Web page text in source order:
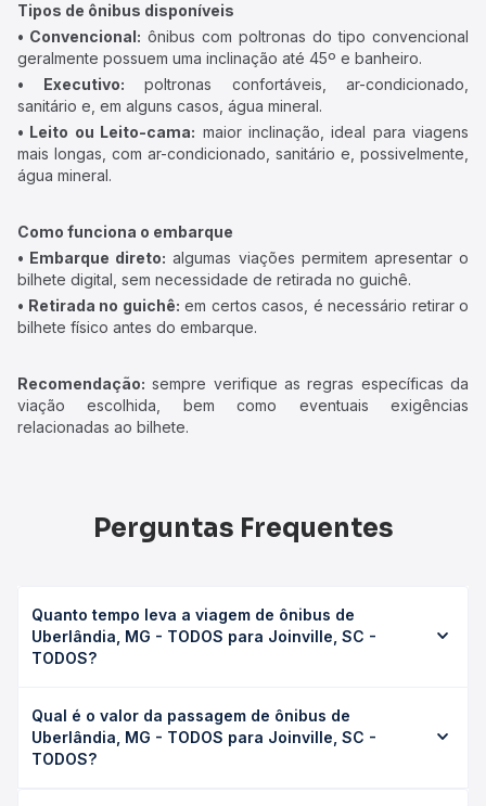
Tipos de ônibus disponíveis
• Convencional: ônibus com poltronas do tipo convencional
geralmente possuem uma inclinação até 45º e banheiro.
• Executivo: poltronas confortáveis, ar-condicionado,
sanitário e, em alguns casos, água mineral.
• Leito ou Leito-cama: maior inclinação, ideal para viagens
mais longas, com ar-condicionado, sanitário e, possivelmente,
água mineral.
Como funciona o embarque
• Embarque direto: algumas viações permitem apresentar o
bilhete digital, sem necessidade de retirada no guichê.
• Retirada no guichê: em certos casos, é necessário retirar o
bilhete físico antes do embarque.
Recomendação: sempre verifique as regras específicas da
viação escolhida, bem como eventuais exigências
relacionadas ao bilhete.
Perguntas Frequentes
Quanto tempo leva a viagem de ônibus de
Uberlândia, MG - TODOS para Joinville, SC -
TODOS?
Joinville, SC - TODOS leva em média 20h 50min, podendo
variar conforme a viação, o tipo de serviço (convencional,
executivo ou leito) e as condições de tráfego. Na Quero
Qual é o valor da passagem de ônibus de
Uberlândia, MG - TODOS para Joinville, SC -
TODOS?